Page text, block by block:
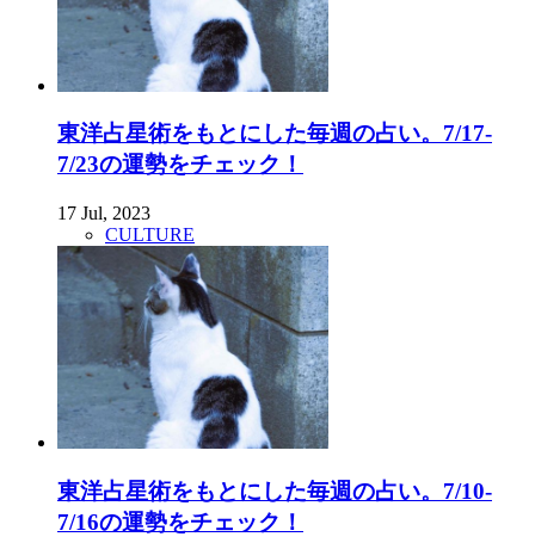
東洋占星術をもとにした毎週の占い。7/17-
7/23の運勢をチェック！
17 Jul, 2023
CULTURE
東洋占星術をもとにした毎週の占い。7/10-
7/16の運勢をチェック！